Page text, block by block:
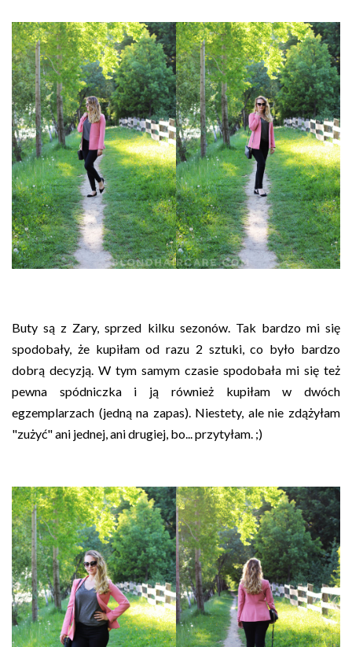
Buty są z Zary, sprzed kilku sezonów. Tak bardzo mi się
spodobały, że kupiłam od razu 2 sztuki, co było bardzo
dobrą decyzją. W tym samym czasie spodobała mi się też
pewna spódniczka i ją również kupiłam w dwóch
egzemplarzach (jedną na zapas). Niestety, ale nie zdążyłam
"zużyć" ani jednej, ani drugiej, bo... przytyłam. ;)